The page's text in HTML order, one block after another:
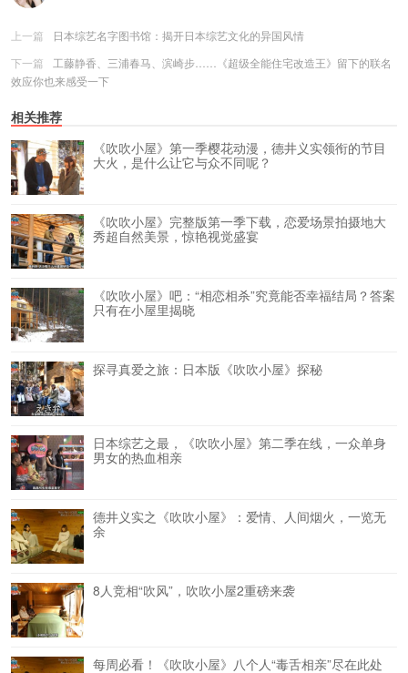
上一篇
日本综艺名字图书馆：揭开日本综艺文化的异国风情
下一篇
工藤静香、三浦春马、滨崎步……《超级全能住宅改造王》留下的联名
效应你也来感受一下
相关推荐
《吹吹小屋》第一季樱花动漫，德井义实领衔的节目
大火，是什么让它与众不同呢？
《吹吹小屋》完整版第一季下载，恋爱场景拍摄地大
秀超自然美景，惊艳视觉盛宴
《吹吹小屋》吧：“相恋相杀”究竟能否幸福结局？答案
只有在小屋里揭晓
探寻真爱之旅：日本版《吹吹小屋》探秘
日本综艺之最，《吹吹小屋》第二季在线，一众单身
男女的热血相亲
德井义实之《吹吹小屋》：爱情、人间烟火，一览无
余
8人竞相“吹风”，吹吹小屋2重磅来袭
每周必看！《吹吹小屋》八个人“毒舌相亲”尽在此处